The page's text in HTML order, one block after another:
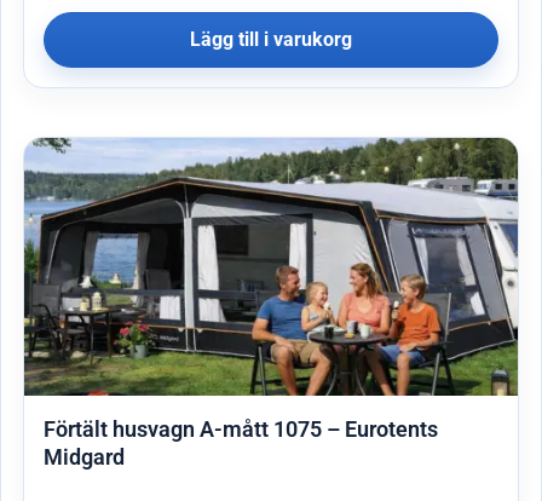
Lägg till i varukorg
Förtält husvagn A-mått 1075 – Eurotents
Midgard